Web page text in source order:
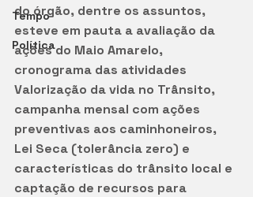
Tempo
Política
do órgão, dentre os assuntos,
esteve em pauta a avaliação da
ações do Maio Amarelo,
cronograma das atividades
Valorização da vida no Trânsito,
campanha mensal com ações
preventivas aos caminhoneiros,
Lei Seca (tolerância zero) e
características do trânsito local e
captação de recursos para